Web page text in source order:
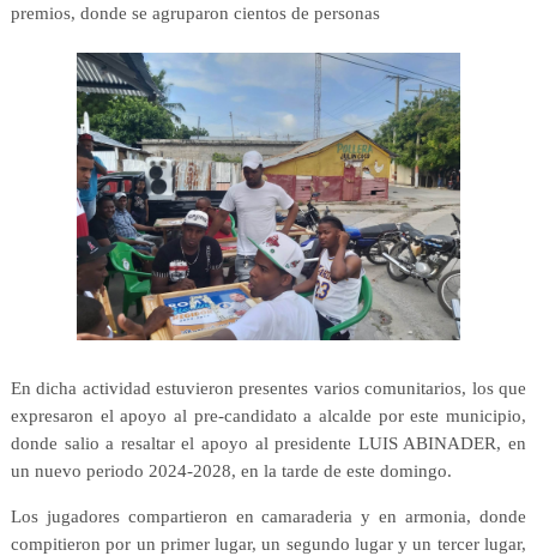
premios, donde se agruparon cientos de personas
En dicha actividad estuvieron presentes varios comunitarios, los que
expresaron el apoyo al pre-candidato a alcalde por este municipio,
donde salio a resaltar el apoyo al presidente LUIS ABINADER, en
un nuevo periodo 2024-2028, en la tarde de este domingo.
Los jugadores compartieron en camaraderia y en armonia, donde
compitieron por un primer lugar, un segundo lugar y un tercer lugar,